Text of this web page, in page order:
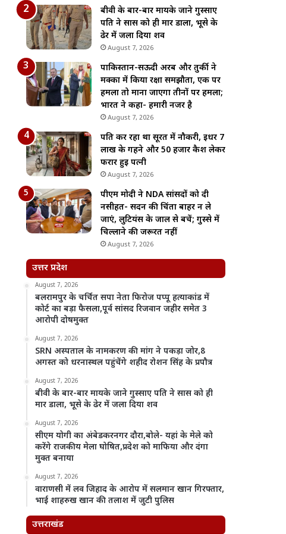
बीवी के बार-बार मायके जाने गुस्साए
पति ने सास को ही मार डाला, भूसे के
ढेर में जला दिया शव
August 7, 2026
पाकिस्तान-सऊदी अरब और तुर्की ने
मक्का में किया रक्षा समझौता, एक पर
हमला तो माना जाएगा तीनों पर हमला;
भारत ने कहा- हमारी नजर है
August 7, 2026
पति कर रहा था सूरत में नौकरी, इधर 7
लाख के गहने और 50 हजार कैश लेकर
फरार हुई पत्नी
August 7, 2026
पीएम मोदी ने NDA सांसदों को दी
नसीहत- सदन की चिंता बाहर न ले
जाएं, लुटियंस के जाल से बचें; गुस्से में
चिल्लाने की जरूरत नहीं
August 7, 2026
उत्तर प्रदेश
August 7, 2026
बलरामपुर के चर्चित सपा नेता फिरोज पप्पू हत्याकांड में
कोर्ट का बड़ा फैसला,पूर्व सांसद रिजवान जहीर समेत 3
आरोपी दोषमुक्त
August 7, 2026
SRN अस्पताल के नामकरण की मांग ने पकड़ा जोर,8
अगस्त को धरनास्थल पहुंचेंगे शहीद रोशन सिंह के प्रपौत्र
August 7, 2026
बीवी के बार-बार मायके जाने गुस्साए पति ने सास को ही
मार डाला, भूसे के ढेर में जला दिया शव
August 7, 2026
सीएम योगी का अंबेडकरनगर दौरा,बोले- यहां के मेले को
करेंगे राजकीय मेला घोषित,प्रदेश को माफिया और दंगा
मुक्त बनाया
August 7, 2026
वाराणसी में लव जिहाद के आरोप में सलमान खान गिरफ्तार,
भाई शाहरुख खान की तलाश में जुटी पुलिस
उत्तराखंड